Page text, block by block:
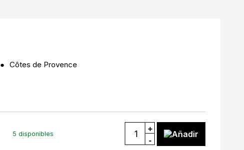
Côtes de Provence
5 disponibles
+
-
Añadir